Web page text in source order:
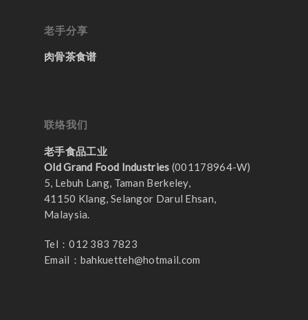
老手分享
肉骨茶食谱
联络我们
老手食品工业
Old Grand Food Industries (001178964-W)
5, Lebuh Lang, Taman Berkeley,
41150 Klang, Selangor Darul Ehsan,
Malaysia.
Tel：012 383 7823
Email： bahkuetteh@hotmail.com